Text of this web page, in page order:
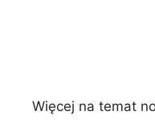
Więcej na temat